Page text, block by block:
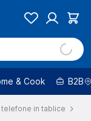
& Cook B2B
in tablice